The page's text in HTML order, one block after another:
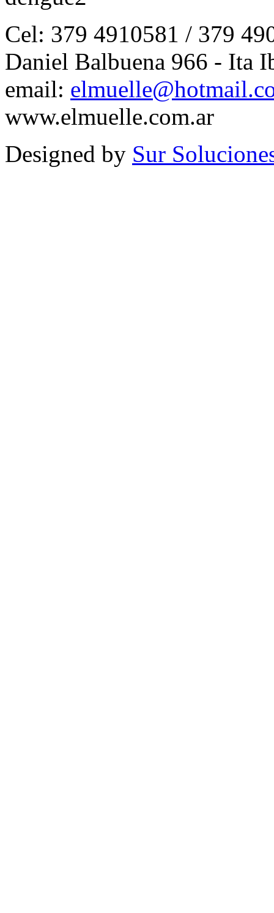
Cel: 379 4910581 / 379
Daniel Balbuena 966 - Ita
email:
www.elmuelle.com.ar
Designed by Sur